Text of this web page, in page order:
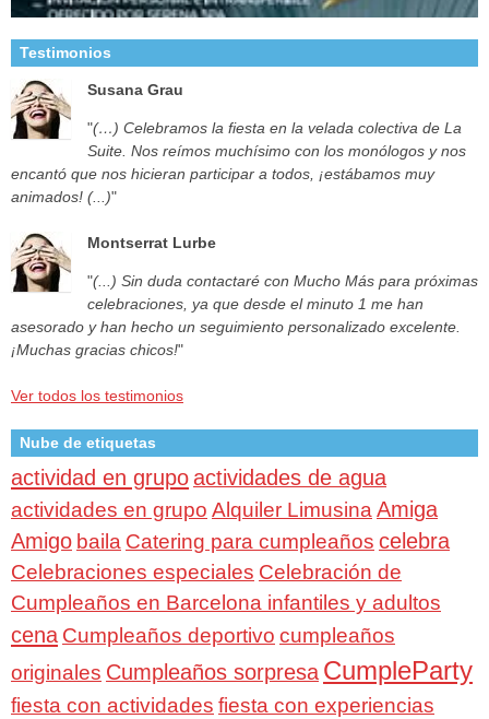
Testimonios
Susana Grau
"(…) Celebramos la fiesta en la velada colectiva de La
Suite. Nos reímos muchísimo con los monólogos y nos
encantó que nos hicieran participar a todos, ¡estábamos muy
animados! (...)"
Montserrat Lurbe
"(...) Sin duda contactaré con Mucho Más para próximas
celebraciones, ya que desde el minuto 1 me han
asesorado y han hecho un seguimiento personalizado excelente.
¡Muchas gracias chicos!"
Ver todos los testimonios
Nube de etiquetas
actividad en grupoactividades de agua
actividades en grupo Alquiler Limusina Amiga
Amigo baila Catering para cumpleaños celebra
Celebraciones especiales Celebración de
Cumpleaños en Barcelona infantiles y adultos
cena Cumpleaños deportivo cumpleaños
originales Cumpleaños sorpresa CumpleParty
fiesta con actividades fiesta con experiencias